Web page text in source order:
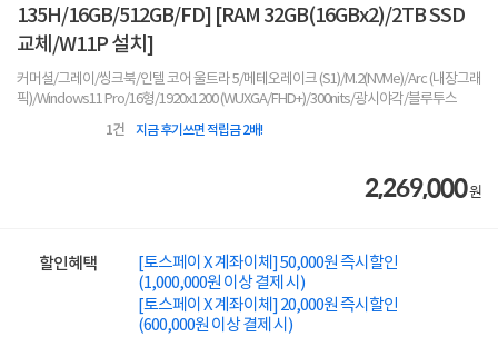
135H/16GB/512GB/FD] [RAM 32GB(16GBx2)/2TB SSD
교체/W11P 설치]
커머셜/그레이/씽크북/인텔 코어 울트라 5/메테오레이크 (S1)/M.2(NVMe)/Arc (내장그래
픽)/Windows11 Pro/16형/1920x1200 (WUXGA/FHD+)/300nits/광시야각/블루투스
1건 지금 후기쓰면 적립금 2배!
2,269,000원
할인혜택
[토스페이 X 계좌이체] 50,000원 즉시할인
(1,000,000원 이상 결제 시)
[토스페이 X 계좌이체] 20,000원 즉시할인
(600,000원 이상 결제 시)